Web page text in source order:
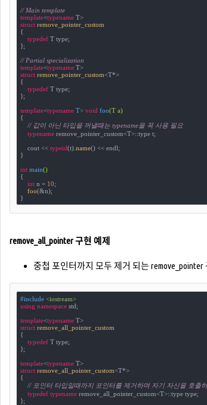
// Main template
template<typename
struct remove_pointer_custom
{
typedef T type;
};
// Partial specialization
template<typename
struct remove_pointer_custom<T*>
{
typedef T type;
};
template<typename T> void foo(T a)
{
// 값이 아닌 타입을 꺼낼때는 typename을 꼭 사용 필요
typename remove_pointer_custom<T>::type t;
    cout <<
typeid(t). name() << endl;
}
int main()
{
int n = 10;
foo(&n);
}
remove_all_pointer 구현 예제
중첩 포인터까지 모두 제거 되는 remove_pointer
#include <iostream>
using namespace std;
template<typename
struct remove_all_pointer_custom
{
typedef T type;
};
template<typename
struct remove_all_pointer_custom<T*>
{
// 포인터 타입일때까지 포인터를 제거하며 자기 자신을 호출
typedef typename remove_all_pointer_custom<T>::type type;
};